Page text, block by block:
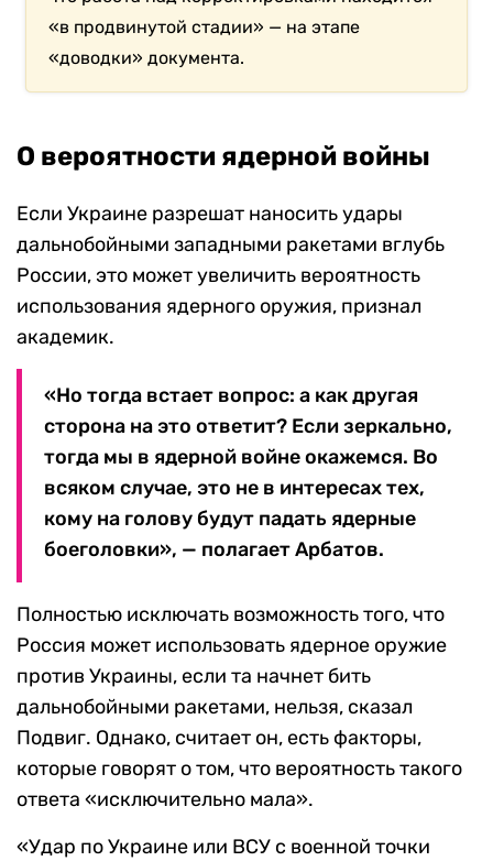
«в продвинутой стадии» — на этапе
«доводки» документа.
О вероятности ядерной войны
Если Украине разрешат наносить удары
дальнобойными западными ракетами вглубь
России, это может увеличить вероятность
использования ядерного оружия, признал
академик.
«Но тогда встает вопрос: а как другая
сторона на это ответит? Если зеркально,
тогда мы в ядерной войне окажемся. Во
всяком случае, это не в интересах тех,
кому на голову будут падать ядерные
боеголовки», — полагает Арбатов.
Полностью исключать возможность того, что
Россия может использовать ядерное оружие
против Украины, если та начнет бить
дальнобойными ракетами, нельзя, сказал
Подвиг. Однако, считает он, есть факторы,
которые говорят о том, что вероятность такого
ответа «исключительно мала».
«Удар по Украине или ВСУ с военной точки